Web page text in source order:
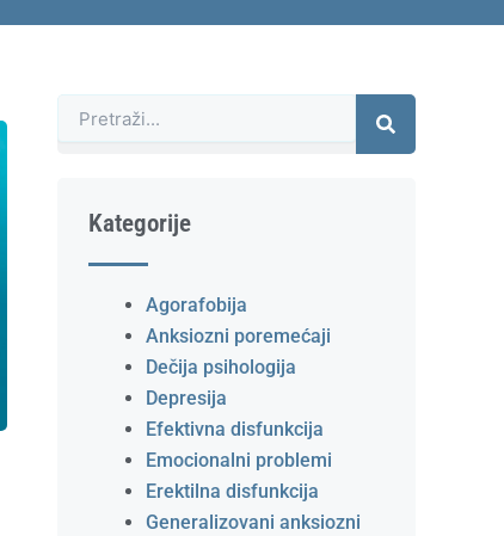
Претрага
Kategorije
Agorafobija
Anksiozni poremećaji
Dečija psihologija
Depresija
Efektivna disfunkcija
Emocionalni problemi
Erektilna disfunkcija
Generalizovani anksiozni